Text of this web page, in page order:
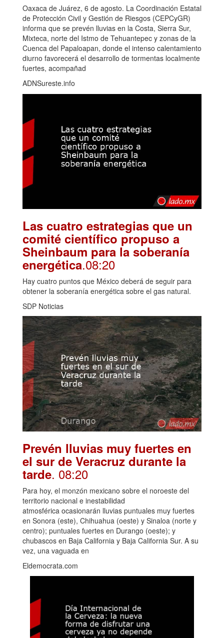
Oaxaca de Juárez, 6 de agosto. La Coordinación Estatal
de Protección Civil y Gestión de Riesgos (CEPCyGR)
informa que se prevén lluvias en la Costa, Sierra Sur,
Mixteca, norte del Istmo de Tehuantepec y zonas de la
Cuenca del Papaloapan, donde el intenso calentamiento
diurno favorecerá el desarrollo de tormentas localmente
fuertes, acompañad
ADNSureste.info
Las cuatro estrategias que un
comité científico propuso a
Sheinbaum para la soberanía
energética.08:20
Hay cuatro puntos que México deberá de seguir para
obtener la soberanía energética sobre el gas natural.
SDP Noticias
Prevén lluvias muy fuertes en
el sur de Veracruz durante la
tarde. 08:20
Para hoy, el monzón mexicano sobre el noroeste del
territorio nacional e inestabilidad
atmosférica ocasionarán lluvias puntuales muy fuertes
en Sonora (este), Chihuahua (oeste) y Sinaloa (norte y
centro); puntuales fuertes en Durango (oeste); y
chubascos en Baja California y Baja California Sur. A su
vez, una vaguada en
Eldemocrata.com